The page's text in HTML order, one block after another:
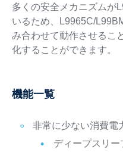
多くの安全メカニズムが
いるため、L9965C/
み合わせて動作させるこ
化することができます。
機能一覧
非常に少ない消費電
ディープスリ